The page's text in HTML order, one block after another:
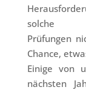
solche
Prüfungen
Chance,
Einige von
nächsten